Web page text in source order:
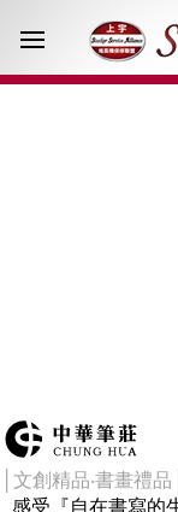
│文創精品‧書畫禮品│
感受『自在書寫的